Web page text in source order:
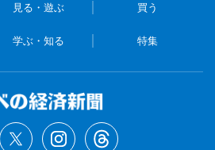
見る・遊ぶ 買う
学ぶ・知る 特集